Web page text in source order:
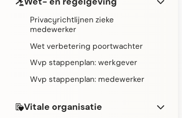
Privacyrichtlijnen zieke
medewerker
Wet verbetering poortwachter
Wvp stappenplan: werkgever
Wvp stappenplan: medewerker
Vitale organisatie